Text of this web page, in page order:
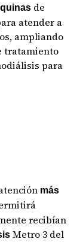
de
atender a
ampliando
tratamiento
para
más
recibían
Metro 3 del